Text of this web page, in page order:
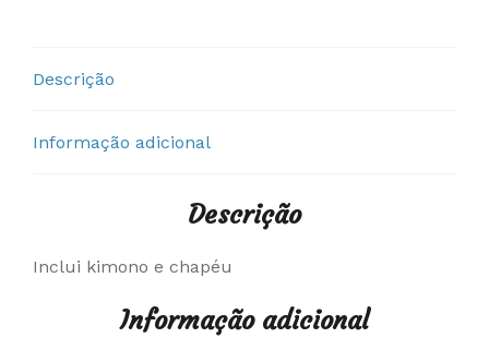
Descrição
Informação adicional
Descrição
Inclui kimono e chapéu
Informação adicional